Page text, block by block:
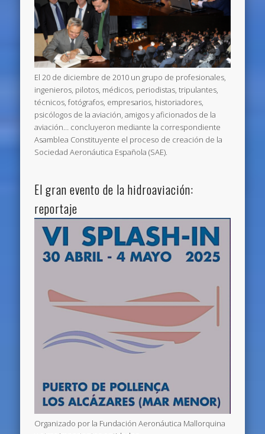
El 20 de diciembre de 2010 un grupo de profesionales,
ingenieros, pilotos, médicos, periodistas, tripulantes,
técnicos, fotógrafos, empresarios, historiadores,
psicólogos de la aviación, amigos y aficionados de la
aviación… concluyeron mediante la correspondiente
Asamblea Constituyente el proceso de creación de la
Sociedad Aeronáutica Española (SAE).
El gran evento de la hidroaviación:
reportaje
Organizado por la Fundación Aeronáutica Mallorquina